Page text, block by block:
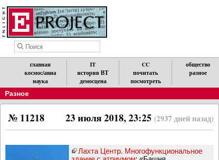
главная
космос/авиа
наука
IT
история ВТ
демосцена
CC
почитать
посмотреть
общество
разное
Разное
23 июля 2018, 23:25 (2937 дней назад)
№ 11218
Лахта Центр. Многофункциональное